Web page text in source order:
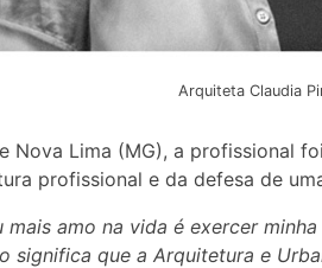
Arquiteta Claudia
Nova Lima (MG), a profissional
profissional e da defesa de
mais amo na vida é exercer
significa que a Arquitetura e